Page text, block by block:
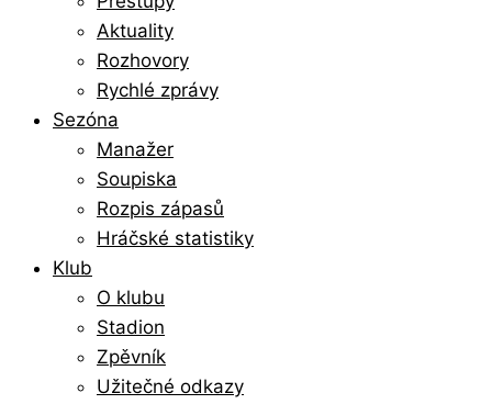
Aktuality
Rozhovory
Rychlé zprávy
Sezóna
Manažer
Soupiska
Rozpis zápasů
Hráčské statistiky
Klub
O klubu
Stadion
Zpěvník
Užitečné odkazy